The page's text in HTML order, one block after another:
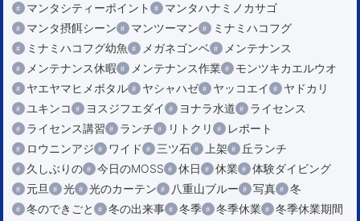
マンタシティーポイント
マンタハナミノカサゴ
マンタ摂餌シーン
マンツーマン
ミナミハコフグ
ミナミハコフグ幼魚
メガネゴンベ
メンテナンス
メンテナンス休暇
メンテナンス作業
モンツキカエルウオ
ヤエヤマヒメボタル
ヤシャハゼ ヤッコエイ
ヤドカリ
ユキンコ
ヨスジフエダイ ヨナラ水道
ライセンス
ライセンス講習
ランチ リトクリ
レポート
ロウニンアジ
ワイド 三ツ石 上架
丘ランチ
久しぶりの
今日のMOSS 休日 休業
体験ダイビング
元旦
光 光のカーテン 八重山ブルー 写真
冬
冬のできごと
冬の出来事 冬季 冬季休業
冬季休業期間